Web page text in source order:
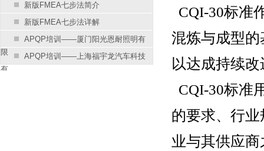
新版FMEA七步法简介
新版FMEA七步法详解
APQP培训——厦门阳光恩耐照明有
限
APQP培训——上海福宇龙汽车科技
有
CQI-30标准
混炼与成型
以达成持续
CQI-30标准
的要求、行
业与其供应